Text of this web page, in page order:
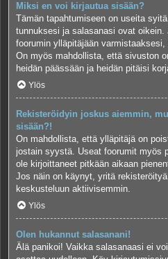
Miksi en voi kirjautua sisään?
Tämän tapahtumiseen on useita
tunnuksesi ja salasanasi ovat
foorumin ylläpitäjään
On myös mahdollista, että sivuston
heidän päässään ja heidän pitäisi
Ylös
Rekisteröidyin joskus aiemmin,
sisään?!
On mahdollista, että ylläpitäjä on
jostain syystä. Useat foorumit myös
ole kirjoittaneet pitkään aikaan
Jos näin on käynyt, yritä
keskusteluun aktiivisemmin.
Ylös
Olen hukannut salasanani!
Älä panikoi! Vaikka salasanaasi ei